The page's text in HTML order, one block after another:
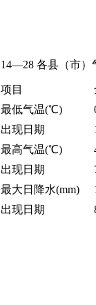
14—28 各县（市）
项目
最低气温(℃)
出现日期
最高气温(℃)
出现日期
最大日降水(mm)
出现日期